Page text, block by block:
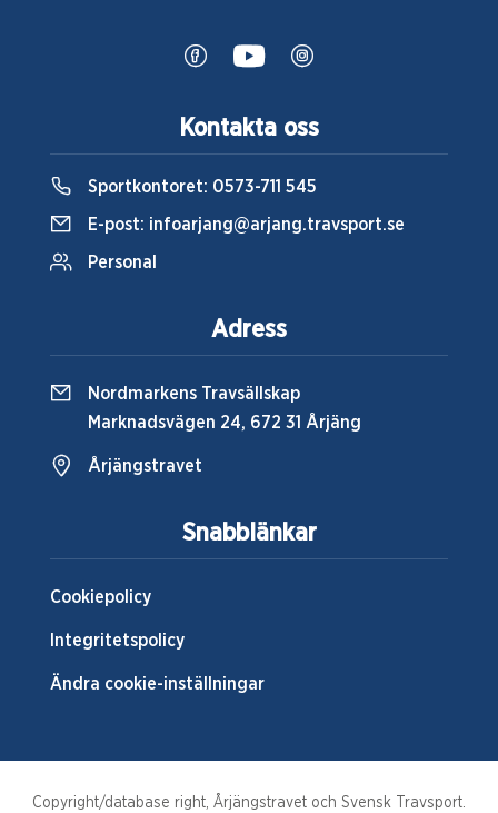
Snabblänkar
Cookiepolicy
Integritetspolicy
Ändra cookie-inställningar
Kontakta oss
Sportkontoret: 0573-711 545
E-post: infoarjang@arjang.travsport.se
Personal
Adress
Nordmarkens Travsällskap
Marknadsvägen 24, 672 31 Årjäng
Årjängstravet
Copyright/database right, Årjängstravet och Svensk Travsport.